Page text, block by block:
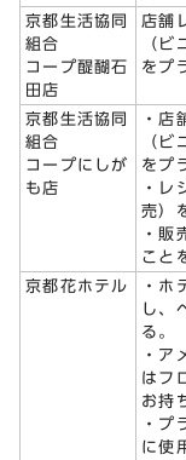
京都生活協同
組合
コープ醍醐石
田店
店舗
（ビ
をプ
京都生活協同
組合
コープにしが
も店
・店
（ビ
をプ
・レ
売）
・販
こと
京都花ホテル
・ホ
し、
る。
・ア
はフ
お持
・プ
に使